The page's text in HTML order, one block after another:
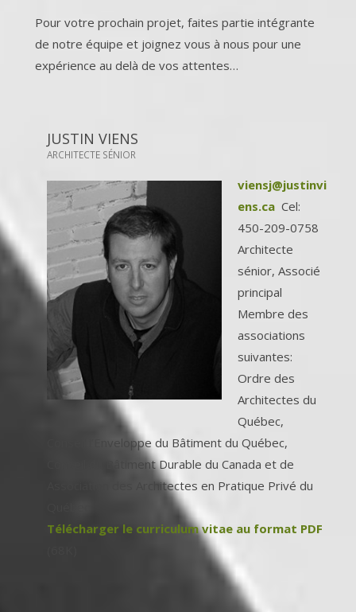
Pour votre prochain projet, faites partie intégrante
de notre équipe et joignez vous à nous pour une
expérience au delà de vos attentes…
JUSTIN VIENS
ARCHITECTE SÉNIOR
viensj@justinvi
ens.ca Cel:
450-209-0758
Architecte
sénior, Associé
principal
Membre des
associations
suivantes:
Ordre des
Architectes du
Québec,
Conseil l’Enveloppe du Bâtiment du Québec,
Conseil du Bâtiment Durable du Canada et de
Association des Architectes en Pratique Privé du
Télécharger le curriculum vitae au format PDF